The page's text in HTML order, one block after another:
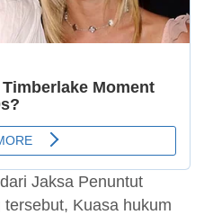
Jaksa Penuntut
Kuasa hukum